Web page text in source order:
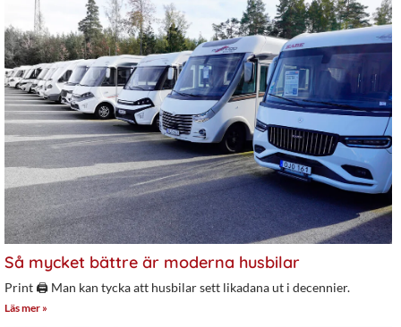
Så mycket bättre är moderna husbilar
Print 🖨 Man kan tycka att husbilar sett likadana ut i decennier.
Läs mer »